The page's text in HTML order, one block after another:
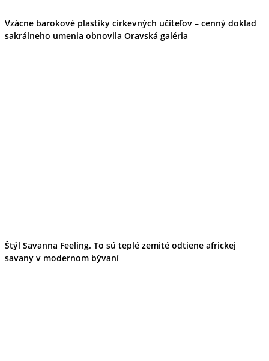
Vzácne barokové plastiky cirkevných učiteľov – cenný doklad
sakrálneho umenia obnovila Oravská galéria
Štýl Savanna Feeling. To sú teplé zemité odtiene africkej
savany v modernom bývaní